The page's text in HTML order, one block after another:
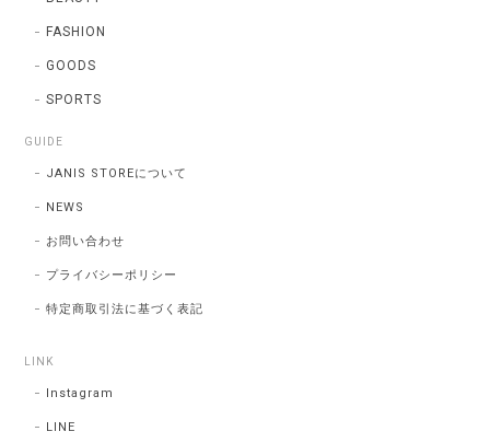
FASHION
GOODS
SPORTS
GUIDE
JANIS STOREについて
NEWS
お問い合わせ
プライバシーポリシー
特定商取引法に基づく表記
LINK
Instagram
LINE